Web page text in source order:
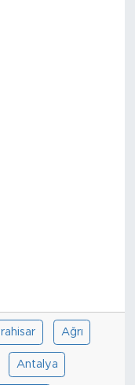
Ağrı
Antalya